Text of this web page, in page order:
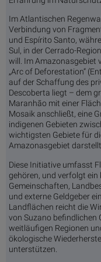
Im Atlantischen
Verbindung von
und Espírito Santo,
Sul, in der Cerrado-
will. Im Amazonasgebiet
„Arc of Deforestation“
auf der Schaffung des
Descoberta liegt – dem
Maranhão mit einer
Mosaik anschließt, eine
indigenen Gebieten
wichtigsten Gebiete für
Amazonasgebiet darstellt.
Diese Initiative umfasst
gehören, und verfolgt
Gemeinschaften,
und externe Geldgeber
Landflächen reicht die
von Suzano befindlichen
weitläufigen Regionen
ökologische
unterstützen.